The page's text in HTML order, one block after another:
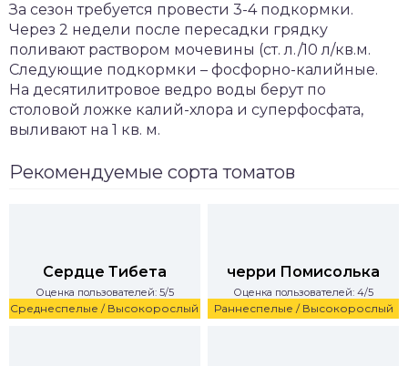
За сезон требуется провести 3-4 подкормки.
Через 2 недели после пересадки грядку
поливают раствором мочевины (ст. л./10 л/кв.м.
Следующие подкормки – фосфорно-калийные.
На десятилитровое ведро воды берут по
столовой ложке калий-хлора и суперфосфата,
выливают на 1 кв. м.
Рекомендуемые сорта томатов
Среднеспелые / Высокорослый
Сердце Тибета
Оценка пользователей: 5/5
Раннеспелые / Высокорослый
черри Помисолька
Оценка пользователей: 4/5